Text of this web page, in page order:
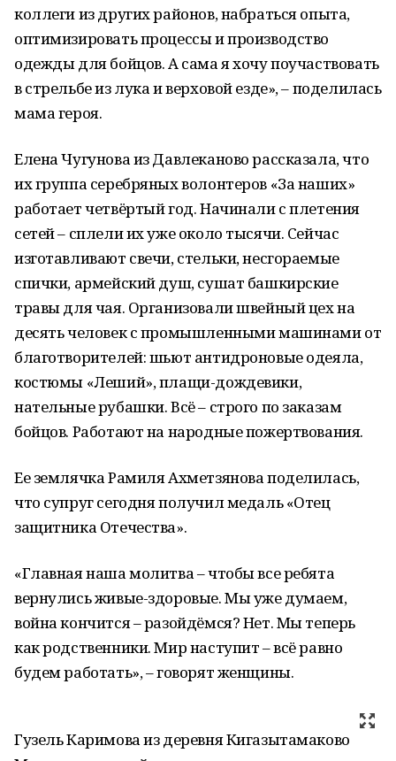
коллеги из других районов, набраться опыта,
оптимизировать процессы и производство
одежды для бойцов. А сама я хочу поучаствовать
в стрельбе из лука и верховой езде», – поделилась
мама героя.
Елена Чугунова из Давлеканово рассказала, что
их группа серебряных волонтеров «За наших»
работает четвёртый год. Начинали с плетения
сетей – сплели их уже около тысячи. Сейчас
изготавливают свечи, стельки, несгораемые
спички, армейский душ, сушат башкирские
травы для чая. Организовали швейный цех на
десять человек с промышленными машинами от
благотворителей: шьют антидроновые одеяла,
костюмы «Леший», плащи-дождевики,
нательные рубашки. Всё – строго по заказам
бойцов. Работают на народные пожертвования.
Ее землячка Рамиля Ахметзянова поделилась,
что супруг сегодня получил медаль «Отец
защитника Отечества».
«Главная наша молитва – чтобы все ребята
вернулись живые-здоровые. Мы уже думаем,
война кончится – разойдёмся? Нет. Мы теперь
как родственники. Мир наступит – всё равно
будем работать», – говорят женщины.
Гузель Каримова из деревня Кигазытамаково